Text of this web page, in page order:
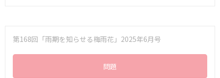
第168回「雨期を知らせる梅雨花」2025年6月号
問題